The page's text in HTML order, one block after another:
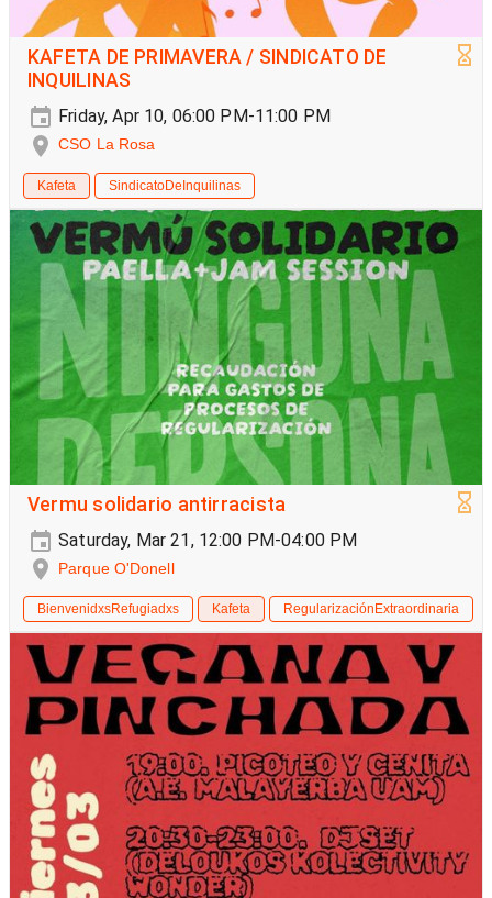
KAFETA DE PRIMAVERA / SINDICATO DE
INQUILINAS
Friday, Apr 10, 06:00 PM-11:00 PM
CSO La Rosa
Kafeta SindicatoDeInquilinas
Vermu solidario antirracista
Saturday, Mar 21, 12:00 PM-04:00 PM
Parque O'Donell
BienvenidxsRefugiadxs Kafeta RegularizaciónExtraordinaria